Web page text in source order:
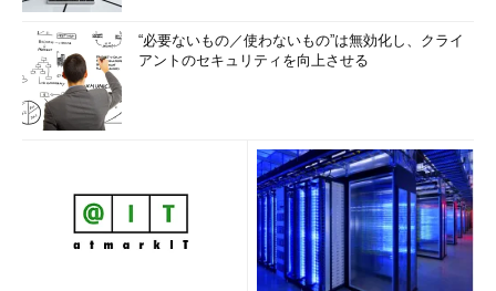
“必要ないもの／使わないもの”は無効化し、クライ
アントのセキュリティを向上させる